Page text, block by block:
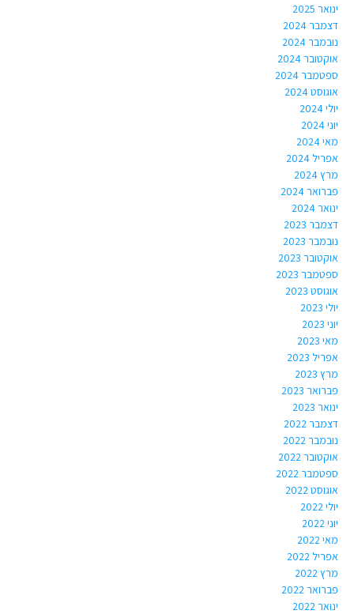
ינואר 2025
דצמבר 2024
נובמבר 2024
אוקטובר 2024
ספטמבר 2024
אוגוסט 2024
יולי 2024
יוני 2024
מאי 2024
אפריל 2024
מרץ 2024
פברואר 2024
ינואר 2024
דצמבר 2023
נובמבר 2023
אוקטובר 2023
ספטמבר 2023
אוגוסט 2023
יולי 2023
יוני 2023
מאי 2023
אפריל 2023
מרץ 2023
פברואר 2023
ינואר 2023
דצמבר 2022
נובמבר 2022
אוקטובר 2022
ספטמבר 2022
אוגוסט 2022
יולי 2022
יוני 2022
מאי 2022
אפריל 2022
מרץ 2022
פברואר 2022
ינואר 2022